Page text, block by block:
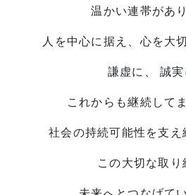
温かい連帯があ
人を中心に据え、 心を大
謙虚に、 誠実
これからも継続して
社会の持続可能性を支え
この大切な取り